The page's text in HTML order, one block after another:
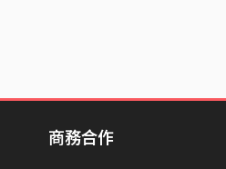
破爛的手 沒有人會喜歡
腐爛的人 一樣沒有人喜歡
商務合作